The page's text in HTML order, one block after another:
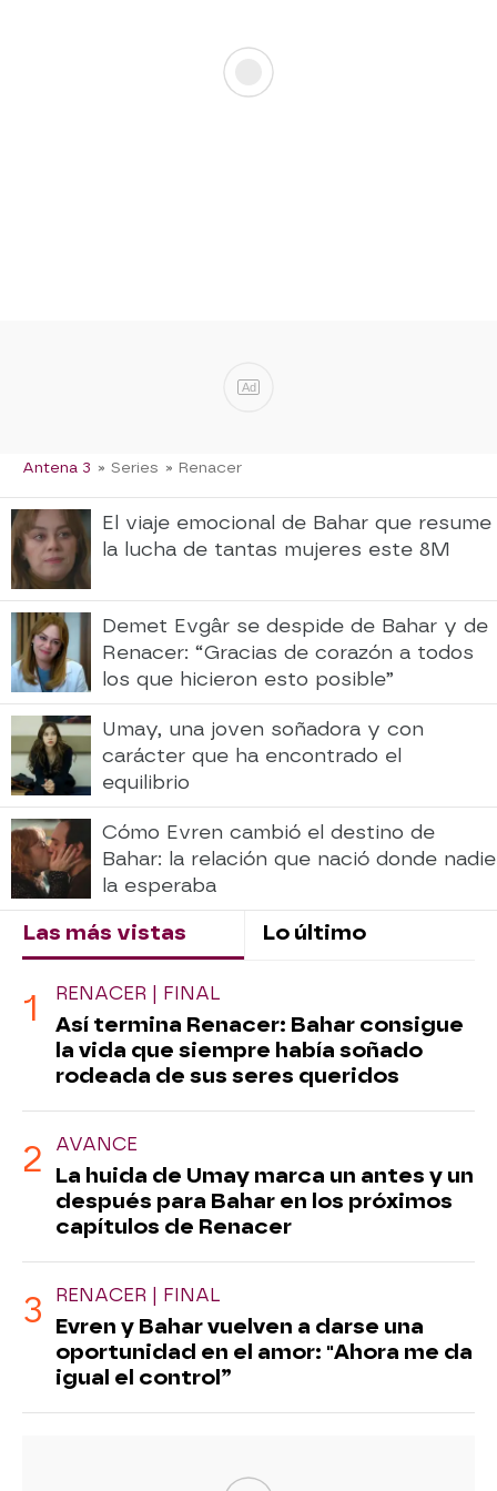
Ad
Antena 3 » Series » Renacer
El viaje emocional de Bahar que resume
la lucha de tantas mujeres este 8M
Demet Evgâr se despide de Bahar y de
Renacer: “Gracias de corazón a todos
los que hicieron esto posible”
Umay, una joven soñadora y con
carácter que ha encontrado el
equilibrio
Cómo Evren cambió el destino de
Bahar: la relación que nació donde nadie
la esperaba
Las más vistas Lo último
RENACER | FINAL
Así termina Renacer: Bahar consigue
la vida que siempre había soñado
rodeada de sus seres queridos
AVANCE
La huida de Umay marca un antes y un
después para Bahar en los próximos
capítulos de Renacer
RENACER | FINAL
Evren y Bahar vuelven a darse una
oportunidad en el amor: "Ahora me da
igual el control”